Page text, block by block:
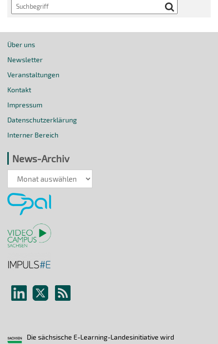
Search
Über uns
Newsletter
Veranstaltungen
Kontakt
Impressum
Datenschutzerklärung
Interner Bereich
News-Archiv
News-
Archiv
Die sächsische E-Learning-Landesinitiative wird